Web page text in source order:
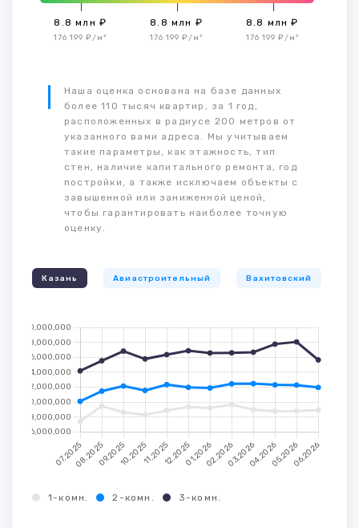
8.8 млн ₽
176 199 ₽/м²
8.8 млн ₽
176 199 ₽/м²
8.8 млн ₽
176 199 ₽/м²
Наша оценка основана на базе данных
более 110 тысяч квартир, за 1 год,
расположенных в радиусе 200 метров от
указанного вами адреса. Мы учитываем
такие параметры, как этажность, тип
стен, наличие капитального ремонта, год
постройки, а также исключаем объекты с
завышенной или заниженной ценой,
чтобы гарантировать наиболее точную
оценку.
Казань Авиастроительный Вахитовский
1-комн. 2-комн. 3-комн.